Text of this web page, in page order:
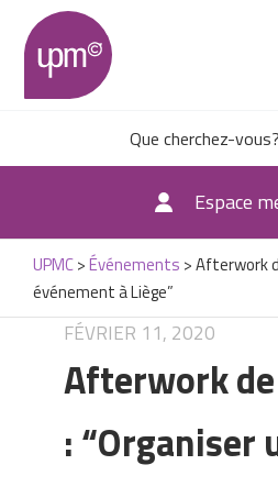
Espace
UPMC>Événements >Afterwork
événement à Liège”
FÉVRIER 11, 2020
Afterwork de
: “Organiser